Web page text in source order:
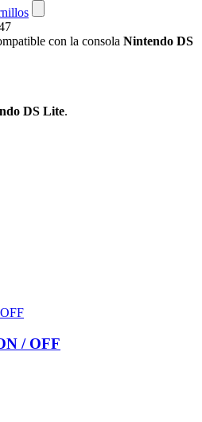
con la consola Nintendo DS
DS Lite.
/ OFF